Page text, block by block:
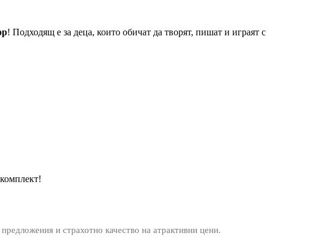
! Подходящ е за деца, които обичат да творят, пишат и играят с
и страхотно качество на атрактивни цени.